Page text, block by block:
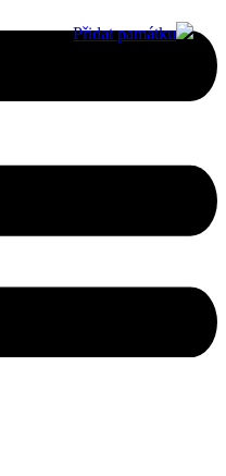
Přidat památku